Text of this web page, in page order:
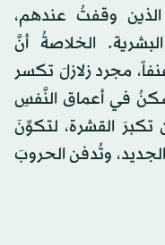
وقفتُ عندهم،
الخلاصةُ أنَّ
مجرد زلازلَ تكسر
في أعماق النَّفسِ
تكبرَ القشرة، لتكوِّنَ
الجديد، وتُدفن الحروبَ